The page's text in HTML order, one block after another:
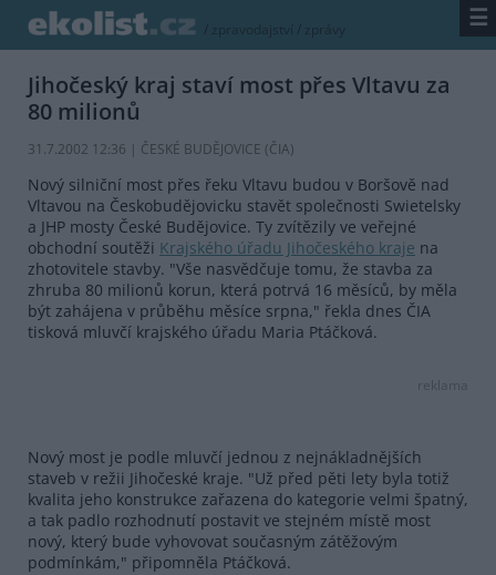
/ zpravodajství / zprávy ☰
Jihočeský kraj staví most přes Vltavu za
80 milionů
31.7.2002 12:36 | ČESKÉ BUDĚJOVICE (ČIA)
Nový silniční most přes řeku Vltavu budou v Boršově nad
Vltavou na Českobudějovicku stavět společnosti Swietelsky
a JHP mosty České Budějovice. Ty zvítězily ve veřejné
obchodní soutěži Krajského úřadu Jihočeského kraje na
zhotovitele stavby. "Vše nasvědčuje tomu, že stavba za
zhruba 80 milionů korun, která potrvá 16 měsíců, by měla
být zahájena v průběhu měsíce srpna," řekla dnes ČIA
tisková mluvčí krajského úřadu Maria Ptáčková.
reklama
Nový most je podle mluvčí jednou z nejnákladnějších
staveb v režii Jihočeské kraje. "Už před pěti lety byla totiž
kvalita jeho konstrukce zařazena do kategorie velmi špatný,
a tak padlo rozhodnutí postavit ve stejném místě most
nový, který bude vyhovovat současným zátěžovým
podmínkám," připomněla Ptáčková.